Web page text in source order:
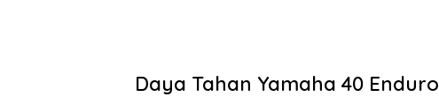
Daya Tahan Yamaha 40 Enduro